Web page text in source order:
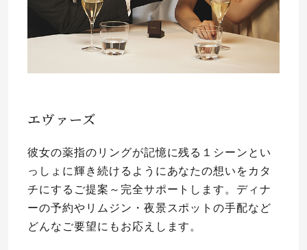
エヴァーズ
彼女の薬指のリングが記憶に残る１シーンとい
っしょに輝き続けるようにあなたの想いをカタ
チにするご提案～完全サポートします。ディナ
ーの予約やリムジン・夜景スポットの手配など
どんなご要望にもお応えします。
パーフェクトプロポーズリング®
プロポーズシチュエーション診断
ダイヤモンドの品質とは？
プロポーズの方法
場所
言葉
エピソード
婚約指輪のご購入と
プロポーズのご相談
I-PRIMO公式オンラインショップ
Follow us on